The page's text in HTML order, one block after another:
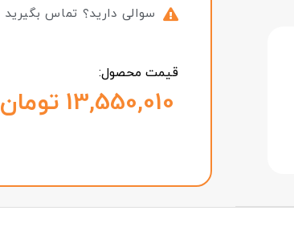
سوالی دارید؟ تماس بگیرید
قیمت محصول:
تومان